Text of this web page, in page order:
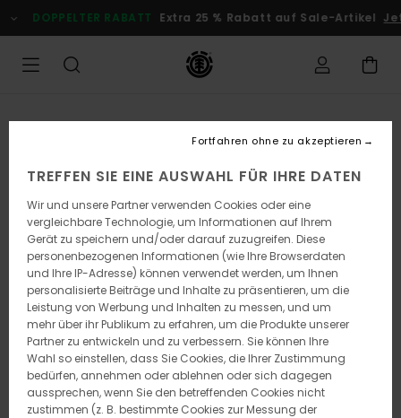
zur
Produktinformation
DOPPELTER RABATT Extra 25 % Rabatt auf Sale-Artikel
TREFFEN SIE EINE AUSWAHL FÜR IHRE DATEN
Wir und unsere Partner verwenden Cookies oder eine
vergleichbare Technologie, um Informationen auf Ihrem
Gerät zu speichern und/oder darauf zuzugreifen. Diese
personenbezogenen Informationen (wie Ihre Browserdaten
und Ihre IP-Adresse) können verwendet werden, um Ihnen
personalisierte Beiträge und Inhalte zu präsentieren, um die
Leistung von Werbung und Inhalten zu messen, und um
mehr über ihr Publikum zu erfahren, um die Produkte unserer
Partner zu entwickeln und zu verbessern. Sie können Ihre
Wahl so einstellen, dass Sie Cookies, die Ihrer Zustimmung
bedürfen, annehmen oder ablehnen oder sich dagegen
aussprechen, wenn Sie den betreffenden Cookies nicht
zustimmen (z. B. bestimmte Cookies zur Messung der
Fortfahren ohne zu akzeptieren